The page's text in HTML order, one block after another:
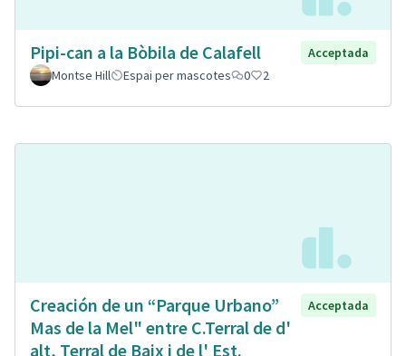
Pipi-can a la Bòbila de Calafell
Acceptada
Montse Hill
Espai per mascotes 0 2
Creación de un “Parque Urbano”
Mas de la Mel" entre C.Terral de d'
alt, Terral de Baix i de l' Est.
Acceptada